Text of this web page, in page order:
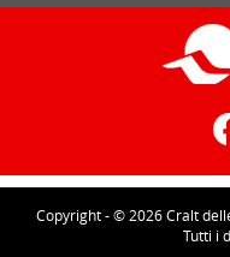
Copyright - © 2026 Cralt
Tutti i